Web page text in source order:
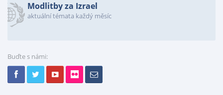
Modlitby za Izrael
aktuální témata každý měsíc
Buďte s námi: